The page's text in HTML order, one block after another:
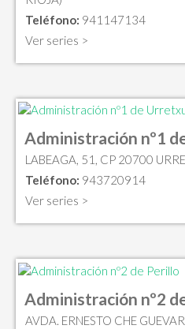
Teléfono: 941147134
Ver series >
Administración nº1
LABEAGA, 51, CP 20700
Teléfono: 943720914
Ver series >
Administración nº2
AVDA. ERNESTO CHE